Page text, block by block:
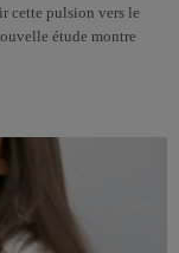
cette pulsion vers le
étude montre